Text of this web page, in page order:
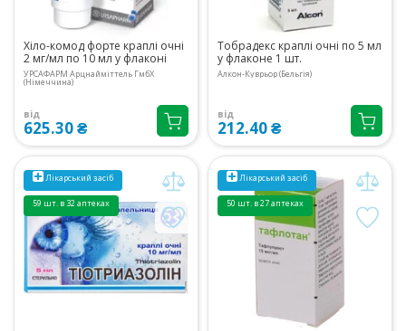
Хіло-комод форте краплі очні
2 мг/мл по 10 мл у флаконі
УРСАФАРМ Арцнайміттель ГмбХ
(Німеччина)
від
625.30 ₴
Тобрадекс краплі очні по 5 мл
у флаконе 1 шт.
Алкон-Куврьор (Бельгія)
від
212.40 ₴
Лікарський засіб
59 шт. в 32 аптеках
Лікарський засіб
50 шт. в 27 аптеках